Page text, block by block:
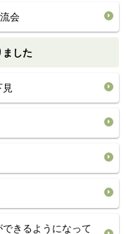
会
した
きるようになって